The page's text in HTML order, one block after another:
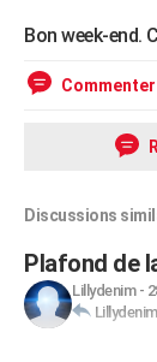
Bon week-end.
Commenter
Discussions
Plafond de
Lillydenim-
Lillydenim